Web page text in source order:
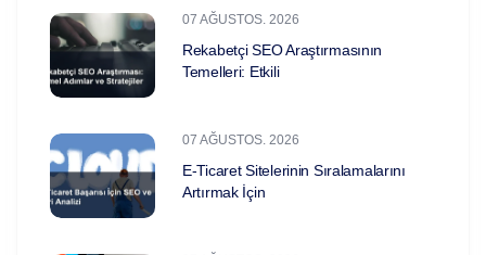
07 AĞUSTOS. 2026
Rekabetçi SEO Araştırmasının
Temelleri: Etkili
07 AĞUSTOS. 2026
E-Ticaret Sitelerinin Sıralamalarını
Artırmak İçin